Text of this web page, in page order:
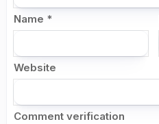
Name *
Website
Comment verification